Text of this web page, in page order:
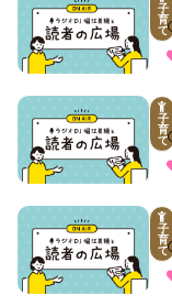
子
育
て
子
育
て
子
育
て